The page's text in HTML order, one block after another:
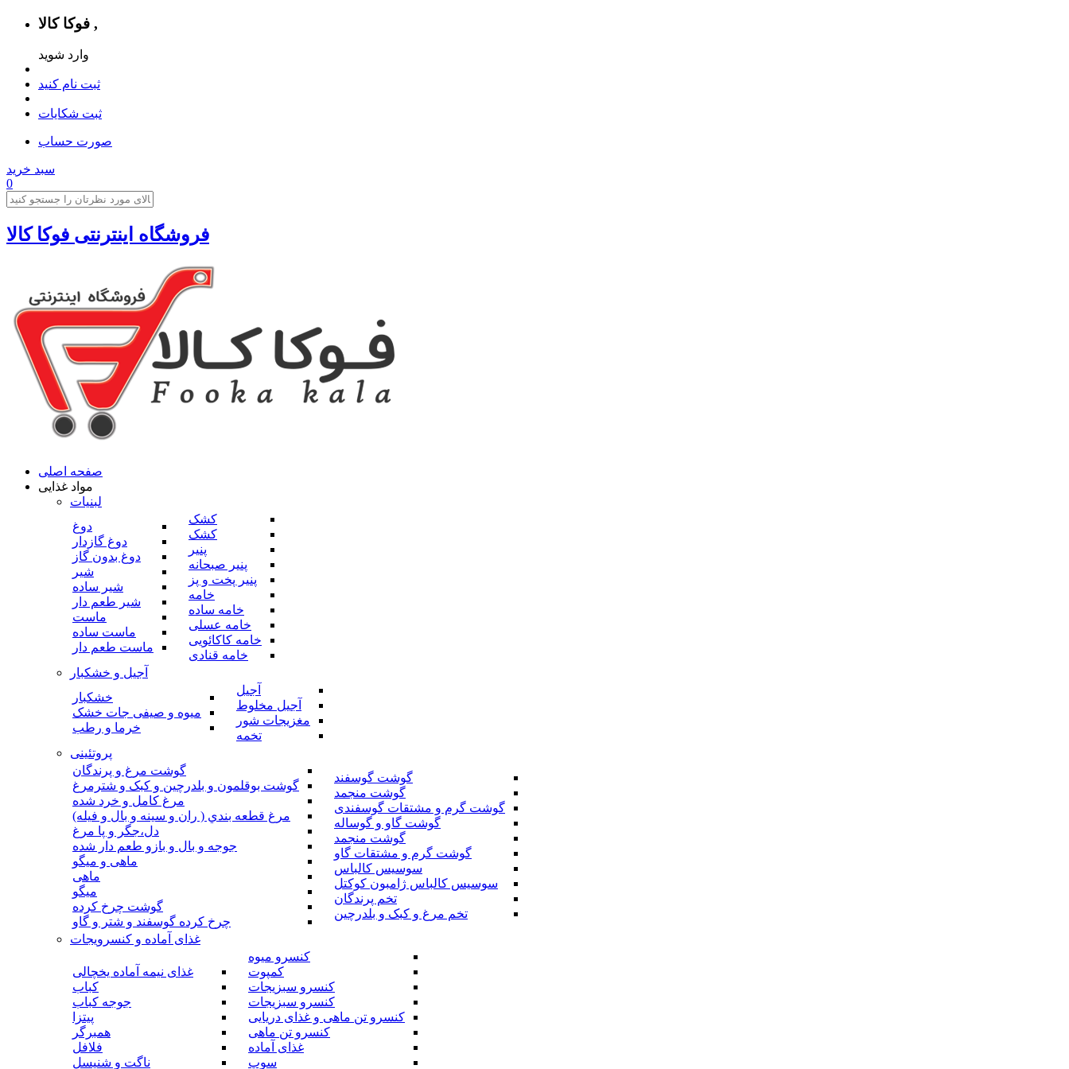
فوکا کالا ,
وارد شوید
ثبت نام کنید
ثبت شکایات
صورت حساب
سبد خرید
0
فروشگاه اینترنتی فوکا کالا
صفحه اصلی
مواد غذایی
لبنیات
کشک
کشک
پنیر
پنیر صبحانه
پنیر پخت و پز
خامه
خامه ساده
خامه عسلی
خامه کاکائویی
خامه قنادی
دوغ
دوغ گازدار
دوغ بدون گاز
شیر
شیر ساده
شیر طعم دار
ماست
ماست ساده
ماست طعم دار
آجیل و خشکبار
آجیل
آجیل مخلوط
مغزیجات شور
تخمه
خشکبار
میوه و صیفی جات خشک
خرما و رطب
پروتئینی
گوشت گوسفند
گوشت منجمد
گوشت گرم و مشتقات گوسفندی
گوشت گاو و گوساله
گوشت منجمد
گوشت گرم و مشتقات گاو
سوسیس کالباس
سوسیس کالباس ژامبون کوکتل
تخم پرندگان
تخم مرغ و کبک و بلدرچین
گوشت مرغ و پرندگان
گوشت بوقلمون و بلدرچین و کبک و شترمرغ
مرغ کامل و خرد شده
مرغ قطعه بندي ( ران و سينه و بال و فيله)
دل،جگر و پا مرغ
جوجه و بال و بازو طعم دار شده
ماهی و میگو
ماهی
میگو
گوشت چرخ کرده
چرخ کرده گوسفند و شتر و گاو
غذای آماده و کنسرویجات
کنسرو میوه
کمپوت
کنسرو سبزیجات
کنسرو سبزیجات
کنسرو تن ماهی و غذای دریایی
کنسرو تن ماهی
غذای آماده
سوپ
غذای نیمه آماده یخچالی
کباب
جوجه کباب
پیتزا
همبرگر
فلافل
ناگت و شنیسل